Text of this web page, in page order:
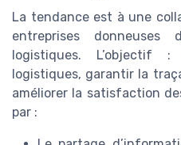
La tendance est à une
entreprises donneuses
logistiques. L’objectif
logistiques, garantir la
améliorer la satisfaction
par :